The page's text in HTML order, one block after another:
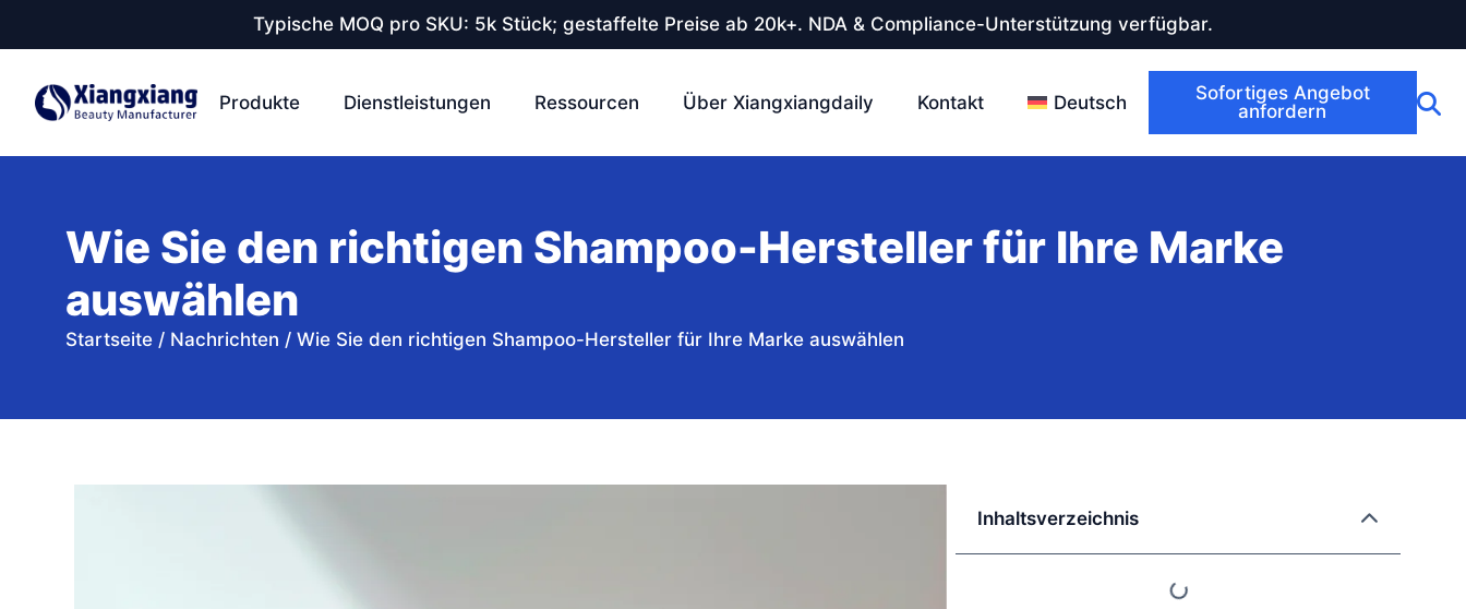
Typische MOQ pro SKU: 5k Stück; gestaffelte Preise ab 20k+. NDA & Compliance-Unterstützung verfügbar.
Produkte Dienstleistungen Ressourcen Über Xiangxiangdaily Kontakt Deutsch
Sofortiges Angebot
anfordern
Wie Sie den richtigen Shampoo-Hersteller für Ihre Marke
auswählen
Startseite / Nachrichten / Wie Sie den richtigen Shampoo-Hersteller für Ihre Marke auswählen
Inhaltsverzeichnis